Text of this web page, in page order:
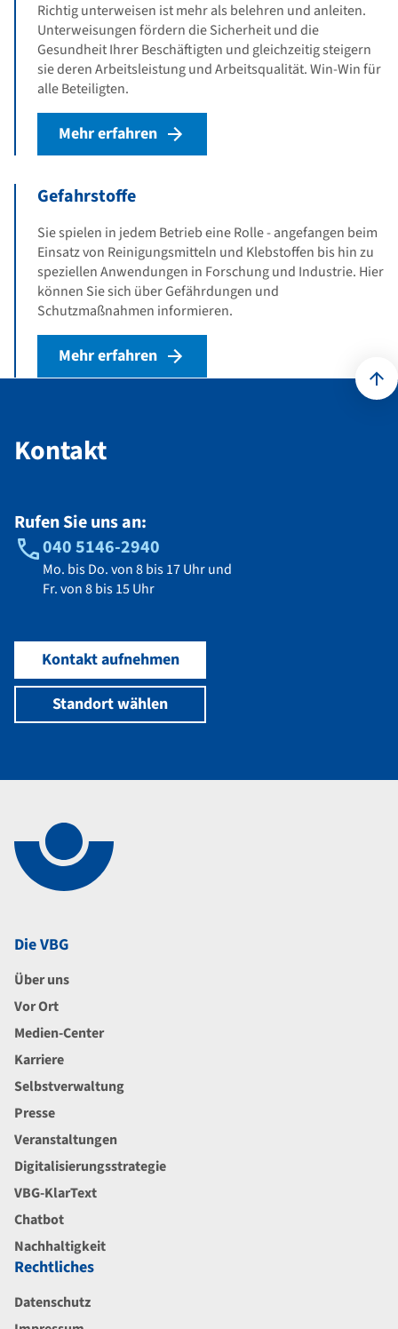
Richtig unterweisen ist mehr als belehren und anleiten.
Unterweisungen fördern die Sicherheit und die
Gesundheit Ihrer Beschäftigten und gleichzeitig steigern
sie deren Arbeitsleistung und Arbeitsqualität. Win-Win für
alle Beteiligten.
Mehr erfahren
Gefahrstoffe
Sie spielen in jedem Betrieb eine Rolle - angefangen beim
Einsatz von Reinigungsmitteln und Klebstoffen bis hin zu
speziellen Anwendungen in Forschung und Industrie. Hier
können Sie sich über Gefährdungen und
Schutzmaßnahmen informieren.
Mehr erfahren
Kontakt
Rufen Sie uns an:
040 5146-2940
Mo. bis Do. von 8 bis 17 Uhr und
Fr. von 8 bis 15 Uhr
Kontakt aufnehmen
Standort wählen
Die VBG
Über uns
Vor Ort
Medien-Center
Karriere
Selbstverwaltung
Presse
Veranstaltungen
Digitalisierungsstrategie
VBG-KlarText
Chatbot
Nachhaltigkeit
Rechtliches
Datenschutz